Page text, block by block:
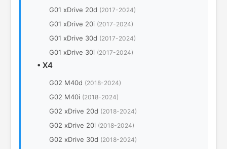
G01 xDrive 20d (2017-2024)
G01 xDrive 20i (2017-2024)
G01 xDrive 30d (2017-2024)
G01 xDrive 30i (2017-2024)
• X4
G02 M40d (2018-2024)
G02 M40i (2018-2024)
G02 xDrive 20d (2018-2024)
G02 xDrive 20i (2018-2024)
G02 xDrive 30d (2018-2024)